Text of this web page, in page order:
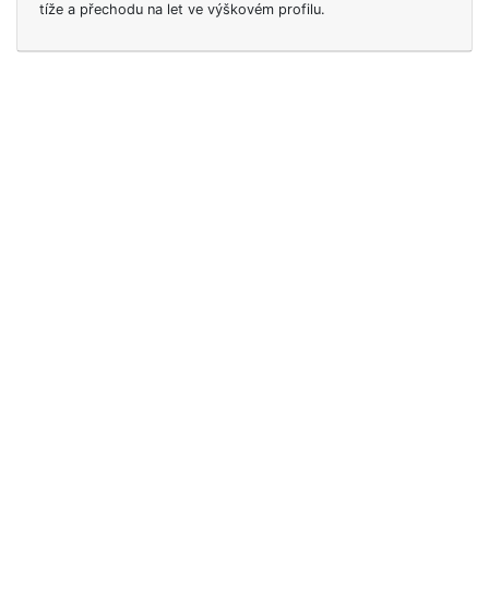
tíže a přechodu na let ve výškovém profilu.